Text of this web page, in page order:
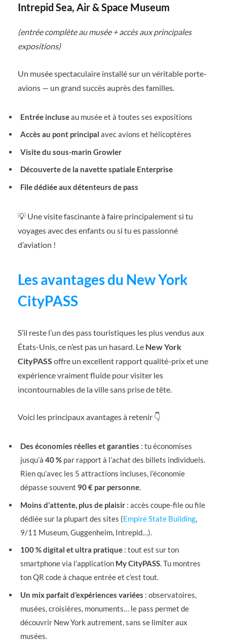
Intrepid Sea, Air & Space Museum
(entrée complète au musée + accès aux principales
expositions)
Un musée spectaculaire installé sur un véritable porte-
avions — un grand succès auprès des familles.
Entrée incluseau musée et à toutes ses expositions
Accès au pont principal avec avions et hélicoptères
Visite du sous-marin Growler
Découverte de la navette spatiale Enterprise
File dédiée aux détenteurs de pass
💡 Une visite fascinante à faire principalement si tu
voyages avec des enfants ou si tu es passionné
d’aviation !
Les avantages du New York
CityPASS
S’il reste l’un des pass touristiques les plus vendus aux
États-Unis, ce n’est pas un hasard. Le New York
CityPASS offre un excellent rapport qualité-prix et une
expérience vraiment fluide pour visiter les
incontournables de la ville sans prise de tête.
Voici les principaux avantages à retenir 👇
Des économies réelles et garanties : tu économises
jusqu’à 40 % par rapport à l’achat des billets individuels.
Rien qu’avec les 5 attractions incluses, l’économie
dépasse souvent 90 € par personne.
Moins d’attente, plus de plaisir : accès coupe-file ou file
dédiée sur la plupart des sites (Empire State Building,
9/11 Museum, Guggenheim, Intrepid…).
100 % digital et ultra pratique : tout est sur ton
smartphone via l’application My CityPASS. Tu montres
ton QR code à chaque entrée et c’est tout.
Un mix parfait d’expériences variées : observatoires,
musées, croisières, monuments… le pass permet de
découvrir New York autrement, sans se limiter aux
musées.